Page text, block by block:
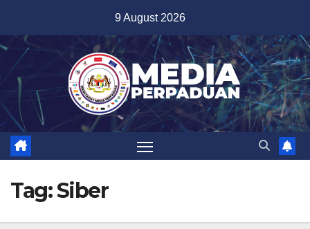
content
9 August 2026
Tag:Siber